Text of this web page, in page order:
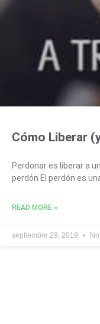
Cómo Liberar
Perdonar es liberar a
perdón El perdón es
READ MORE »
septiembre 29, 2019